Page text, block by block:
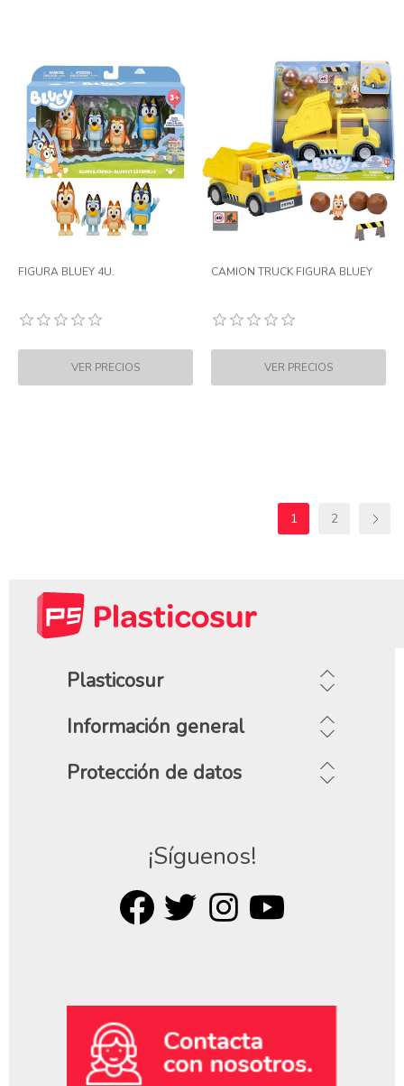
FIGURA BLUEY 4U. CAMION TRUCK FIGURA BLUEY
1 2
Plasticosur
Información general
Protección de datos
¡Síguenos!